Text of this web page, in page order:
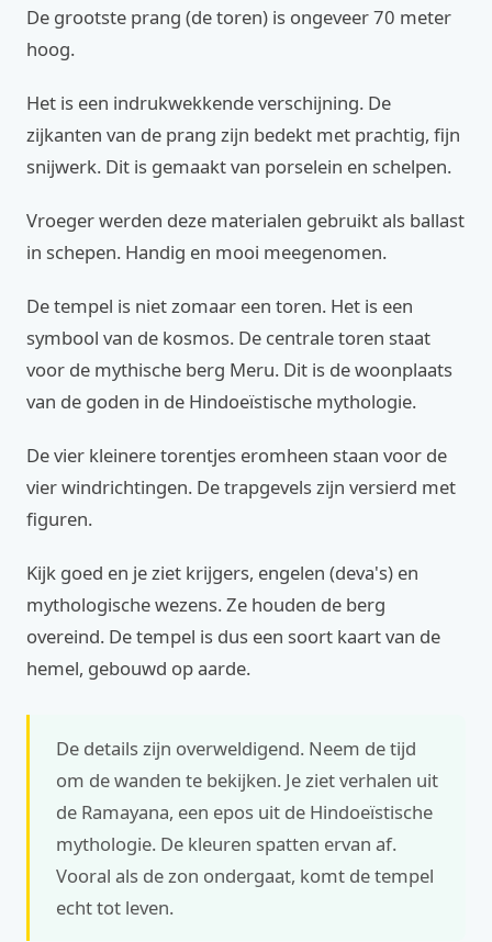
De grootste prang (de toren) is ongeveer 70 meter
hoog.
Het is een indrukwekkende verschijning. De
zijkanten van de prang zijn bedekt met prachtig, fijn
snijwerk. Dit is gemaakt van porselein en schelpen.
Vroeger werden deze materialen gebruikt als ballast
in schepen. Handig en mooi meegenomen.
De tempel is niet zomaar een toren. Het is een
symbool van de kosmos. De centrale toren staat
voor de mythische berg Meru. Dit is de woonplaats
van de goden in de Hindoeïstische mythologie.
De vier kleinere torentjes eromheen staan voor de
vier windrichtingen. De trapgevels zijn versierd met
figuren.
Kijk goed en je ziet krijgers, engelen (deva's) en
mythologische wezens. Ze houden de berg
overeind. De tempel is dus een soort kaart van de
hemel, gebouwd op aarde.
De details zijn overweldigend. Neem de tijd
om de wanden te bekijken. Je ziet verhalen uit
de Ramayana, een epos uit de Hindoeïstische
mythologie. De kleuren spatten ervan af.
Vooral als de zon ondergaat, komt de tempel
echt tot leven.